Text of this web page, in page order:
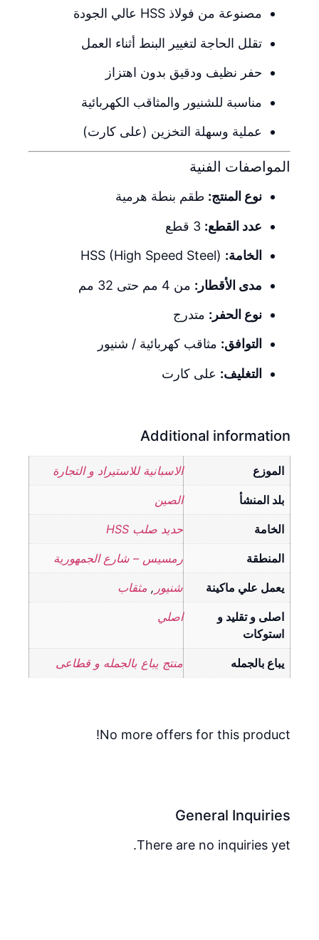
مصنوعة من فولاذ HSS عالي الجودة
تقلل الحاجة لتغيير البنط أثناء العمل
حفر نظيف ودقيق بدون اهتزاز
مناسبة للشنيور والمثاقب الكهربائية
عملية وسهلة التخزين (على كارت)
المواصفات الفنية
نوع المنتج: طقم بنطة هرمية
عدد القطع:
الخامة:
مدى الأقطار: من 4 مم حتى 32 مم
نوع الحفر: متدرج
التوافق: مثاقب كهربائية / شنيور
التغليف: على كارت
Additional information
الموزع الاسبانية للاستيراد و التجارة
بلد المنشأ الصين
الخامة حديد صلب HSS
المنطقة رمسيس – شارع الجمهورية
يعمل علي ماكينة شنيور , مثقاب
اصلى و تقليد و
استوكات
اصلي
يباع بالجمله منتج يباع بالجمله و قطاعى
No more offers for this product!
General Inquiries
There are no inquiries yet.